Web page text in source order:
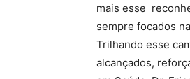
mais esse
sempre focados
Trilhando esse
alcançados,